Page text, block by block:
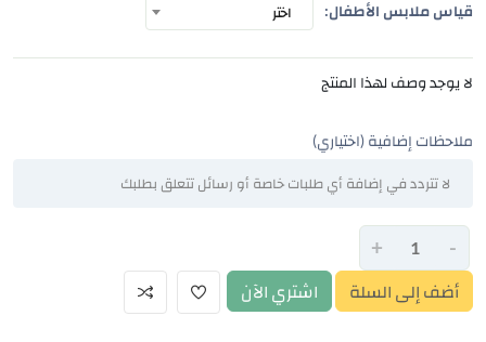
قياس ملابس الأطفال: اختر
لا يوجد وصف لهذا المنتج
ملاحظات إضافية (اختياري)
-
+
أضف إلى السلة اشتري الآن